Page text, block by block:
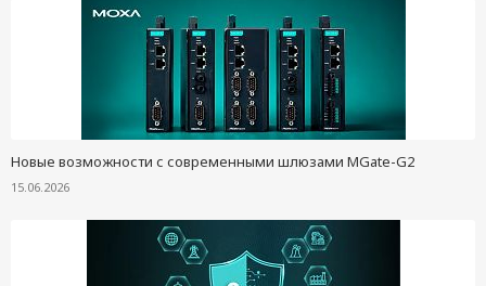
Новые возможности с современными шлюзами MGate-G2
15.06.2026